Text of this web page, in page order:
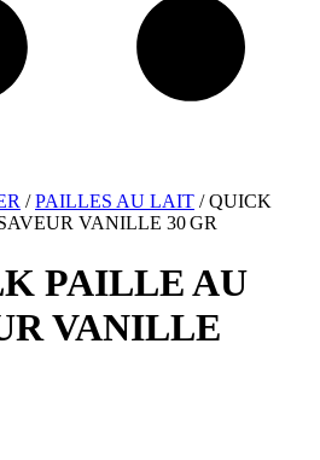
/PAILLES AU LAIT / QUICK
VANILLE 30 GR
PAILLE AU
VANILLE